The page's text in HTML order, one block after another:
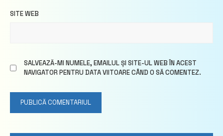
SITE WEB
SALVEAZĂ-MI NUMELE, EMAILUL ȘI SITE-UL WEB ÎN ACEST
NAVIGATOR PENTRU DATA VIITOARE CÂND O SĂ COMENTEZ.